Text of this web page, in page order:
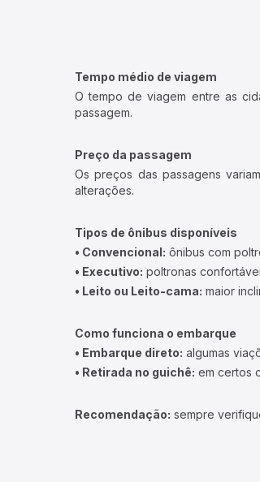
Tempo médio de viagem
O tempo de viagem entre as
passagem.
Preço da passagem
Os preços das passagens
alterações.
Tipos de ônibus disponíveis
• Convencional: ônibus com
• Executivo: poltronas
• Leito ou Leito-cama: maior
Como funciona o embarque
• Embarque direto: algumas
• Retirada no guichê: em certos
Recomendação: sempre